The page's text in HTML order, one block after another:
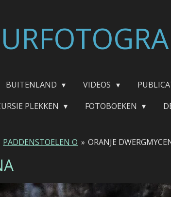
BUITENLAND VIDEOS
PLEKKEN
FOTOBOEKEN
PADDENSTOELEN O » ORANJE